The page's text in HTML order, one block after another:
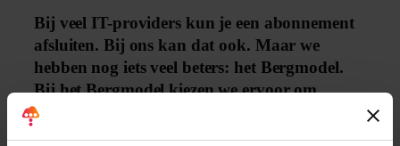
Bij veel IT-providers kun je een abonnement
afsluiten. Bij ons kan dat ook. Maar we
hebben nog iets veel beters: het Bergmodel.
Bij het Bergmodel kiezen we ervoor om
samen meteen de hele klim te maken. In één